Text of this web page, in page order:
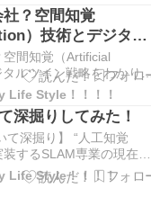
？空間知覚
）技術とデジタル
すく解説
間知覚（Artificial
ルツイン戦略をわかり
会社？ Kudanは空間知
技術を開発する
は「…
Life Style！！！！
深掘りしてみた！
て深掘り】 “人工知覚
装するSLAM専業の現在地
ー、財務と成長戦略を
み解く 注記（重要）：こ
Life Style！！！！